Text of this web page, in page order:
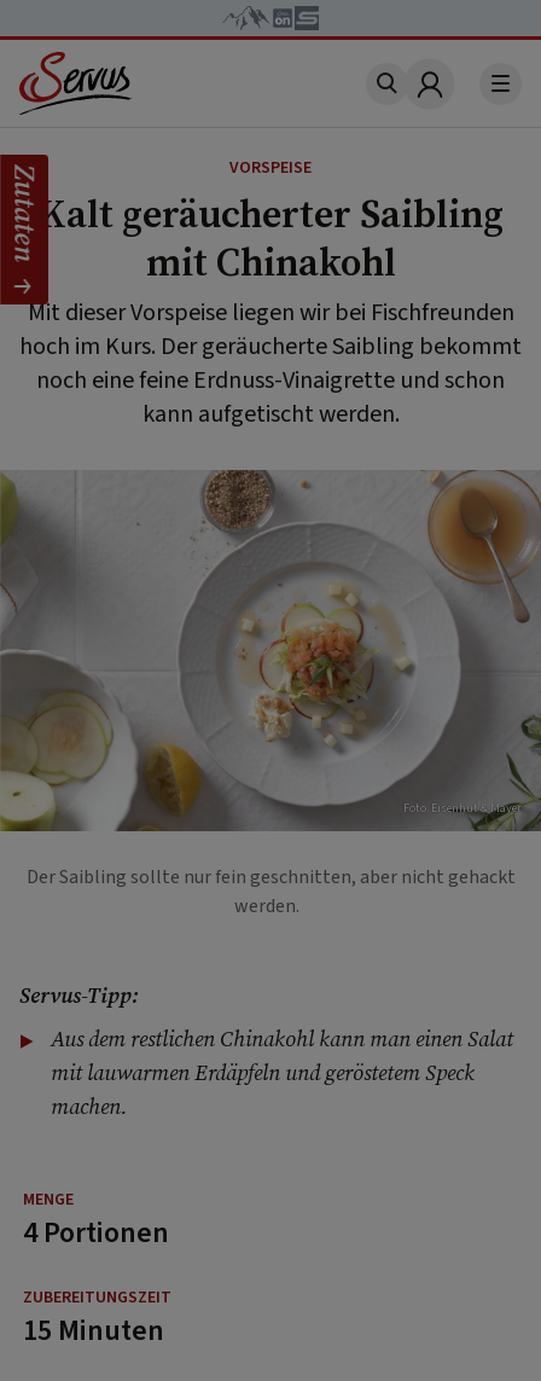
Account
VORSPEISE
Kalt geräucherter Saibling
mit Chinakohl
Mit dieser Vorspeise liegen wir bei Fischfreunden
hoch im Kurs. Der geräucherte Saibling bekommt
noch eine feine Erdnuss-Vinaigrette und schon
kann aufgetischt werden.
Foto: Eisenhut & Mayer
Der Saibling sollte nur fein geschnitten, aber nicht gehackt
werden.
Servus-Tipp:
Aus dem restlichen Chinakohl kann man einen Salat
mit lauwarmen Erdäpfeln und geröstetem Speck
machen.
4 Portionen
15 Minuten
Zutaten